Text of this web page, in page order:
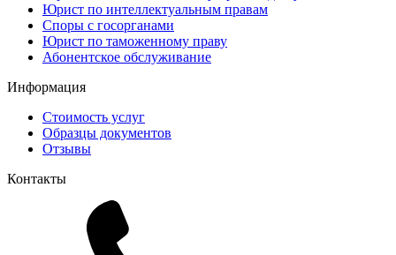
Юрист по интеллектуальным правам
Споры с госорганами
Юрист по таможенному праву
Абонентское обслуживание
Информация
Стоимость услуг
Образцы документов
Отзывы
Контакты